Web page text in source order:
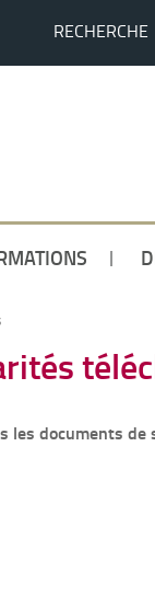
RECHERCHE
les documents de